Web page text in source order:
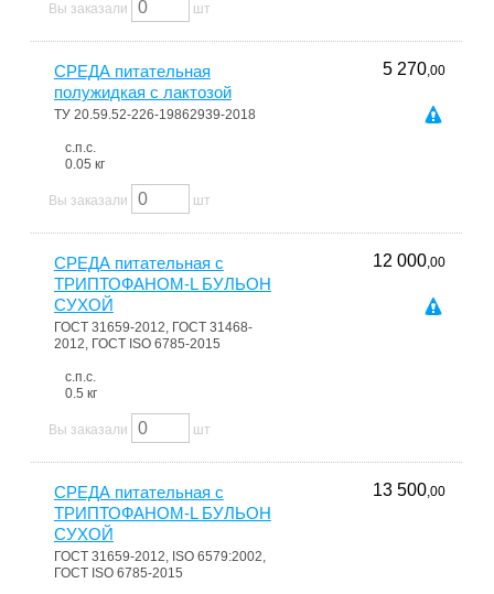
Вы заказали шт
СРЕДА питательная
полужидкая с лактозой
ТУ 20.59.52-226-19862939-2018
с.п.с.
0.05 кг
5 270,00
Вы заказали шт
СРЕДА питательная с
ТРИПТОФАНОМ-L БУЛЬОН
СУХОЙ
ГОСТ 31659-2012, ГОСТ 31468-
2012, ГОСТ ISO 6785-2015
с.п.с.
0.5 кг
12 000,00
Вы заказали шт
СРЕДА питательная с
ТРИПТОФАНОМ-L БУЛЬОН
СУХОЙ
ГОСТ 31659-2012, ISO 6579:2002,
ГОСТ ISO 6785-2015
13 500,00